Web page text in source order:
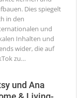
Dies spiegelt
in den
und
Inhalten und
wider, die auf
zu…
und Ana